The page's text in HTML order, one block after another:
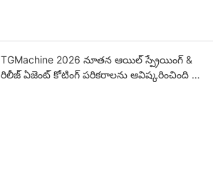
TGMachine 2026 నూతన ఆయిల్ స్ప్రేయింగ్ &
రిలీజ్ ఏజెంట్ కోటింగ్ పరికరాలను ఆవిష్కరించింది –